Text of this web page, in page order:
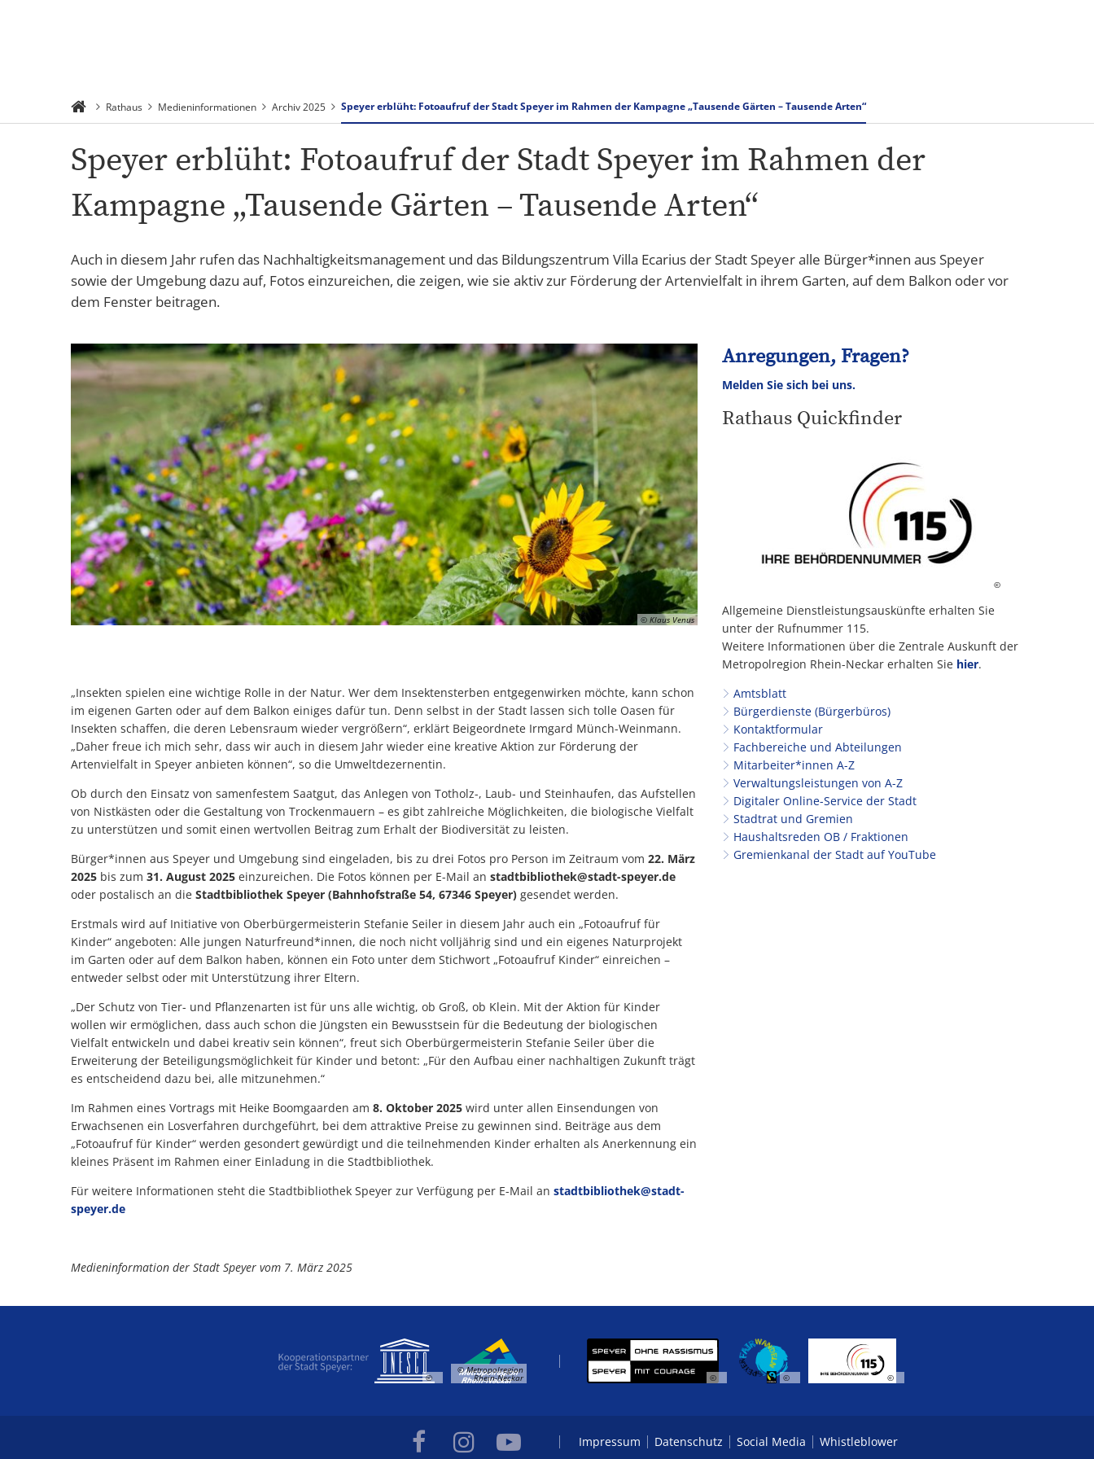
Rathaus Medieninformationen Archiv 2025 Speyer erblüht: Fotoaufruf der Stadt Speyer im Rahmen der Kampagne „Tausende Gärten – Tausende Arten“
Speyer erblüht: Fotoaufruf der Stadt Speyer im Rahmen der
Kampagne „Tausende Gärten – Tausende Arten“
Auch in diesem Jahr rufen das Nachhaltigkeitsmanagement und das Bildungszentrum Villa Ecarius der Stadt Speyer alle Bürger*innen aus Speyer
sowie der Umgebung dazu auf, Fotos einzureichen, die zeigen, wie sie aktiv zur Förderung der Artenvielfalt in ihrem Garten, auf dem Balkon oder vor
dem Fenster beitragen.
© Klaus Venus
„Insekten spielen eine wichtige Rolle in der Natur. Wer dem Insektensterben entgegenwirken möchte, kann schon
im eigenen Garten oder auf dem Balkon einiges dafür tun. Denn selbst in der Stadt lassen sich tolle Oasen für
Insekten schaffen, die deren Lebensraum wieder vergrößern“, erklärt Beigeordnete Irmgard Münch-Weinmann.
„Daher freue ich mich sehr, dass wir auch in diesem Jahr wieder eine kreative Aktion zur Förderung der
Artenvielfalt in Speyer anbieten können“, so die Umweltdezernentin.
Ob durch den Einsatz von samenfestem Saatgut, das Anlegen von Totholz-, Laub- und Steinhaufen, das Aufstellen
von Nistkästen oder die Gestaltung von Trockenmauern – es gibt zahlreiche Möglichkeiten, die biologische Vielfalt
zu unterstützen und somit einen wertvollen Beitrag zum Erhalt der Biodiversität zu leisten.
Bürger*innen aus Speyer und Umgebung sind eingeladen, bis zu drei Fotos pro Person im Zeitraum vom 22. März
2025 bis zum 31. August 2025 einzureichen. Die Fotos können per E-Mail an stadtbibliothek@stadt-speyer.de
oder postalisch an die Stadtbibliothek Speyer (Bahnhofstraße 54, 67346 Speyer) gesendet werden.
Erstmals wird auf Initiative von Oberbürgermeisterin Stefanie Seiler in diesem Jahr auch ein „Fotoaufruf für
Kinder“ angeboten: Alle jungen Naturfreund*innen, die noch nicht volljährig sind und ein eigenes Naturprojekt
im Garten oder auf dem Balkon haben, können ein Foto unter dem Stichwort „Fotoaufruf Kinder“ einreichen –
entweder selbst oder mit Unterstützung ihrer Eltern.
„Der Schutz von Tier- und Pflanzenarten ist für uns alle wichtig, ob Groß, ob Klein. Mit der Aktion für Kinder
wollen wir ermöglichen, dass auch schon die Jüngsten ein Bewusstsein für die Bedeutung der biologischen
Vielfalt entwickeln und dabei kreativ sein können“, freut sich Oberbürgermeisterin Stefanie Seiler über die
Erweiterung der Beteiligungsmöglichkeit für Kinder und betont: „Für den Aufbau einer nachhaltigen Zukunft trägt
es entscheidend dazu bei, alle mitzunehmen.“
Im Rahmen eines Vortrags mit Heike Boomgaarden am 8. Oktober 2025 wird unter allen Einsendungen von
Erwachsenen ein Losverfahren durchgeführt, bei dem attraktive Preise zu gewinnen sind. Beiträge aus dem
„Fotoaufruf für Kinder“ werden gesondert gewürdigt und die teilnehmenden Kinder erhalten als Anerkennung ein
kleines Präsent im Rahmen einer Einladung in die Stadtbibliothek.
Für weitere Informationen steht die Stadtbibliothek Speyer zur Verfügung per E-Mail an stadtbibliothek@stadt-
speyer.de
Medieninformation der Stadt Speyer vom 7. März 2025
Anregungen, Fragen?
Melden Sie sich bei uns.
Rathaus Quickfinder
©
Allgemeine Dienstleistungsauskünfte erhalten Sie
unter der Rufnummer 115.
Weitere Informationen über die Zentrale Auskunft der
Metropolregion Rhein-Neckar erhalten Sie hier.
Amtsblatt
Bürgerdienste (Bürgerbüros)
Kontaktformular
Fachbereiche und Abteilungen
Mitarbeiter*innen A-Z
Verwaltungsleistungen von A-Z
Digitaler Online-Service der Stadt
Stadtrat und Gremien
Haushaltsreden OB / Fraktionen
Gremienkanal der Stadt auf YouTube
©
© Metropolregion
Rhein-Neckar © © ©
Impressum Datenschutz Social Media Whistleblower